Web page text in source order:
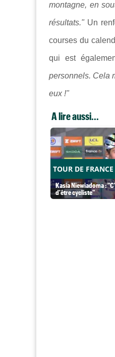
montagne, en
résultats." Un
courses du
qui est
personnels. Cela
eux !"
A lire aussi...
TOUR DE
Kasia Niewiadoma :
d'être cycliste"